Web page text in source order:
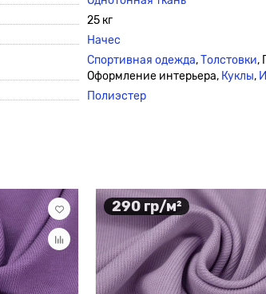
25 кг
Начес
Спортивная одежда,Толстовки,
Оформление интерьера, Куклы,
Полиэстер
290 гр/м²